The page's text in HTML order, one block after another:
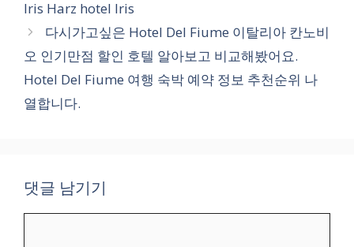
Iris Harz hotel Iris
다시가고싶은 Hotel Del Fiume 이탈리아 칸노비
오 인기만점 할인 호텔 알아보고 비교해봤어요.
Hotel Del Fiume 여행 숙박 예약 정보 추천순위 나
열합니다.
댓글 남기기